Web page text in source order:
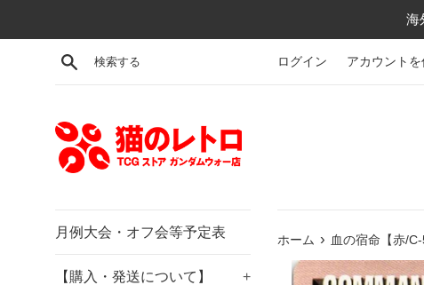
海
検索する ログイン アカウントを
月例大会・オフ会等予定表
【購入・発送について】 +
ホーム › 血の宿命【赤/C-